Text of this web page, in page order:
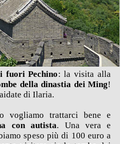
fuori Pechino: la visita alla
della dinastia dei Ming!
di Ilaria.
vogliamo trattarci bene e
con autista. Una vera e
speso più di 100 euro a